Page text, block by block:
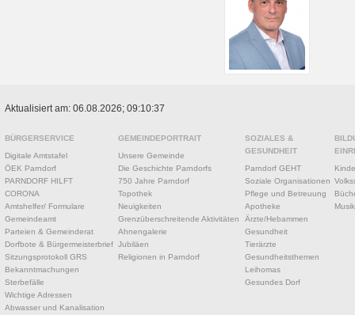
Aktualisiert am: 06.08.2026; 09:10:37
BÜRGERSERVICE
Digitale Amtstafel
ÖEK Parndorf
PARNDORF HILFT
CORONA
Amtshelfer/ Formulare
Gemeindeamt
Parteien & Gemeinderat
Dorfbote & Bürgermeisterbrief
Sitzungsprotokoll GRS
Bekanntmachungen
Sterbefälle
Wichtige Adressen
Abwasser und Kanalisation
GEMEINDEPORTRAIT
Unsere Gemeinde
Die Geschichte Parndorfs
750 Jahre Parndorf
Topothek
Neuigkeiten
Grenzüberschreitende Aktivitäten
Ahnengalerie
Jubiläen
Religionen in Parndorf
SOZIALES &
GESUNDHEIT
Parndorf GEHT
Soziale Organisationen
Pflege und Betreuung
Apotheke
Ärzte/Hebammen
Gesundheit
Tierärzte
Gesundheitsthemen
Leihomas
Gesundes Dorf